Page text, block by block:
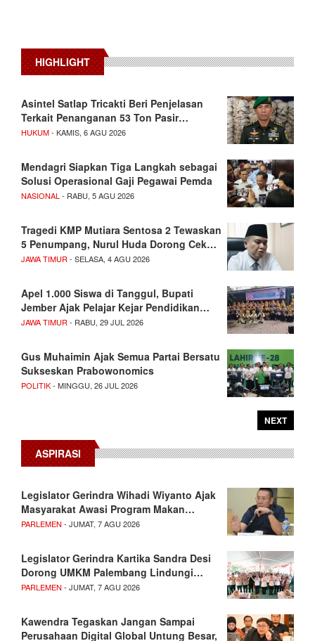
HIGHLIGHT
Asintel Satlap Tricakti Beri Penjelasan
Terkait Penanganan 53 Ton Pasir…
HUKUM- KAMIS, 6 AGU 2026
Mendagri Siapkan Tiga Langkah sebagai
Solusi Operasional Gaji Pegawai Pemda
NASIONAL - RABU, 5 AGU 2026
Tragedi KMP Mutiara Sentosa 2 Tewaskan
5 Penumpang, Nurul Huda Dorong Cek…
JAWA TIMUR - SELASA, 4 AGU 2026
Apel 1.000 Siswa di Tanggul, Bupati
Jember Ajak Pelajar Kejar Pendidikan…
JAWA TIMUR - RABU, 29 JUL 2026
Gus Muhaimin Ajak Semua Partai Bersatu
Sukseskan Prabowonomics
POLITIK- MINGGU, 26 JUL 2026
NEXT
ASPIRASI
Legislator Gerindra Wihadi Wiyanto Ajak
Masyarakat Awasi Program Makan…
PARLEMEN - JUMAT, 7 AGU 2026
Legislator Gerindra Kartika Sandra Desi
Dorong UMKM Palembang Lindungi…
PARLEMEN - JUMAT, 7 AGU 2026
Kawendra Tegaskan Jangan Sampai
Perusahaan Digital Global Untung Besar,